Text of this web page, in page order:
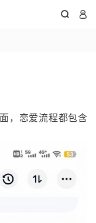
 
，恋爱流程都包含